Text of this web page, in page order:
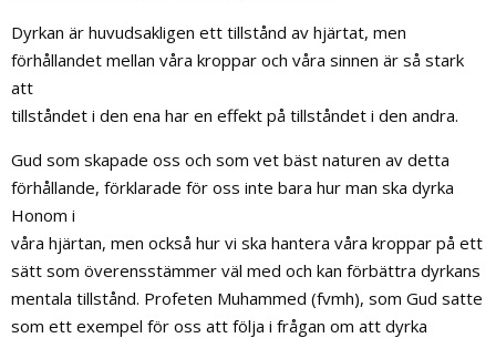
Dyrkan är huvudsakligen ett tillstånd av hjärtat, men
förhållandet mellan våra kroppar och våra sinnen är så stark
att
tillståndet i den ena har en effekt på tillståndet i den andra.
Gud som skapade oss och som vet bäst naturen av detta
förhållande, förklarade för oss inte bara hur man ska dyrka
Honom i
våra hjärtan, men också hur vi ska hantera våra kroppar på ett
sätt som överensstämmer väl med och kan förbättra dyrkans
mentala tillstånd. Profeten Muhammed (fvmh), som Gud satte
som ett exempel för oss att följa i frågan om att dyrka